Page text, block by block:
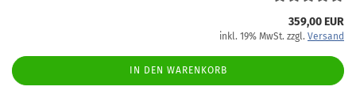
359,00 EUR
inkl. 19% MwSt. zzgl. Versand
IN DEN WARENKORB